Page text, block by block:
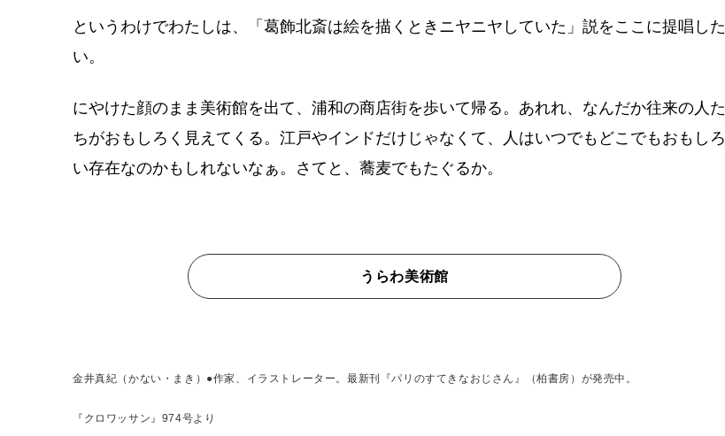
というわけでわたしは、「葛飾北斎は絵を描くときニヤニヤしていた」説をここに提唱した
い。
にやけた顔のまま美術館を出て、浦和の商店街を歩いて帰る。あれれ、なんだか往来の人た
ちがおもしろく見えてくる。江戸やインドだけじゃなくて、人はいつでもどこでもおもしろ
い存在なのかもしれないなぁ。さてと、蕎麦でもたぐるか。
うらわ美術館
金井真紀（かない・まき）●作家、イラストレーター。最新刊『パリのすてきなおじさん』（柏書房）が発売中。
『クロワッサン』974号より